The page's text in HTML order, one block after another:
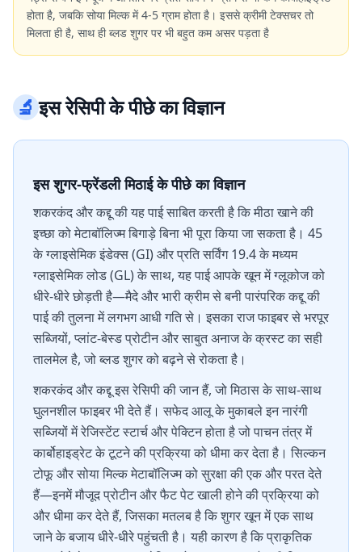
होता है, जबकि सोया मिल्क में 4-5 ग्राम होता है। इससे क्रीमी टेक्सचर तो
मिलता ही है, साथ ही ब्लड शुगर पर भी बहुत कम असर पड़ता है
🔬इस रेसिपी के पीछे का विज्ञान
इस शुगर-फ्रेंडली मिठाई के पीछे का विज्ञान
शकरकंद और कद्दू की यह पाई साबित करती है कि मीठा खाने की
इच्छा को मेटाबॉलिज्म बिगाड़े बिना भी पूरा किया जा सकता है। 45
के ग्लाइसेमिक इंडेक्स (GI) और प्रति सर्विंग 19.4 के मध्यम
ग्लाइसेमिक लोड (GL) के साथ, यह पाई आपके खून में ग्लूकोज को
धीरे-धीरे छोड़ती है—मैदे और भारी क्रीम से बनी पारंपरिक कद्दू की
पाई की तुलना में लगभग आधी गति से। इसका राज फाइबर से भरपूर
सब्जियों, प्लांट-बेस्ड प्रोटीन और साबुत अनाज के क्रस्ट का सही
तालमेल है, जो ब्लड शुगर को बढ़ने से रोकता है।
शकरकंद और कद्दू इस रेसिपी की जान हैं, जो मिठास के साथ-साथ
घुलनशील फाइबर भी देते हैं। सफेद आलू के मुकाबले इन नारंगी
सब्जियों में रेजिस्टेंट स्टार्च और पेक्टिन होता है जो पाचन तंत्र में
कार्बोहाइड्रेट के टूटने की प्रक्रिया को धीमा कर देता है। सिल्कन
टोफू और सोया मिल्क मेटाबॉलिज्म को सुरक्षा की एक और परत देते
हैं—इनमें मौजूद प्रोटीन और फैट पेट खाली होने की प्रक्रिया को
और धीमा कर देते हैं, जिसका मतलब है कि शुगर खून में एक साथ
जाने के बजाय धीरे-धीरे पहुंचती है। यही कारण है कि प्राकृतिक